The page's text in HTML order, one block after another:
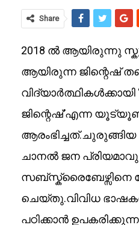
Share
2018 ൽ ആയിരുന്നു
ആയിരുന്ന ജിന്റെഷ്
ജിന്റെഷ്’എന്ന
ചാനൽ ജന
സബ്സ്ക്രൈബേഴ്സിനെ
ചെയ്തു.വിവിധ
പഠിക്കാൻ